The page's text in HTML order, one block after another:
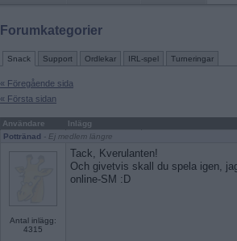
Forumkategorier
Snack Support Ordlekar IRL-spel Turneringar
« Föregående sida
« Första sidan
Användare
Inlägg
Pottränad - Ej medlem längre
Antal inlägg:
4315
Tack, Kverulanten!
Och givetvis skall du spela igen,
online-SM :D